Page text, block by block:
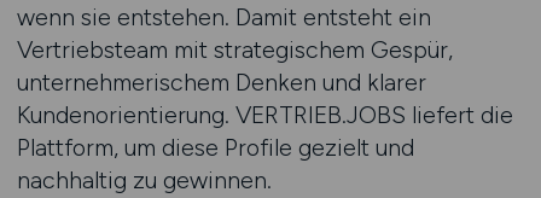
wenn sie entstehen. Damit entsteht ein
Vertriebsteam mit strategischem Gespür,
unternehmerischem Denken und klarer
Kundenorientierung. VERTRIEB.JOBS liefert die
Plattform, um diese Profile gezielt und
nachhaltig zu gewinnen.